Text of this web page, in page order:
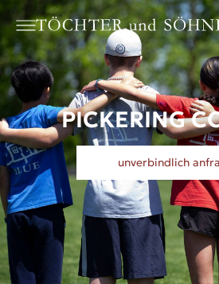
PICKERING
unverbindlich